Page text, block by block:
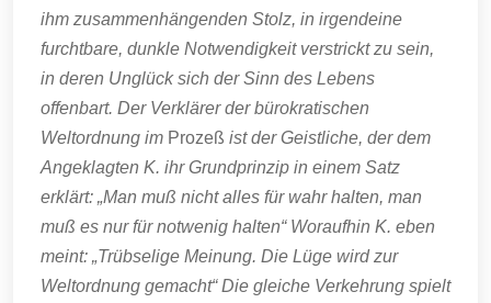
ihm zusammenhängenden Stolz, in irgendeine
furchtbare, dunkle Notwendigkeit verstrickt zu sein,
in deren Unglück sich der Sinn des Lebens
offenbart. Der Verklärer der bürokratischen
Weltordnung im Prozeß ist der Geistliche, der dem
Angeklagten K. ihr Grundprinzip in einem Satz
erklärt: „Man muß nicht alles für wahr halten, man
muß es nur für notwenig halten“ Woraufhin K. eben
meint: „Trübselige Meinung. Die Lüge wird zur
Weltordnung gemacht“ Die gleiche Verkehrung spielt